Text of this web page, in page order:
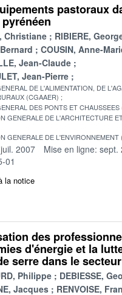
pastoraux
Christiane
RIBIERE,
COUSIN, Anne-
Jean-Claude
Jean-Pierre
DE L'ALIMENTATION, DE
(CGAAER)
DES PONTS ET CHAUSSEES
GENERALE DE L'ARCHITECTURE
GENERALE DE L'ENVIRONNEMENT
2007 Mise en ligne: sept.
01
la notice
des
d'énergie et la
serre dans le
Philippe
DEBIESSE,
Jacques
RENVOISE,